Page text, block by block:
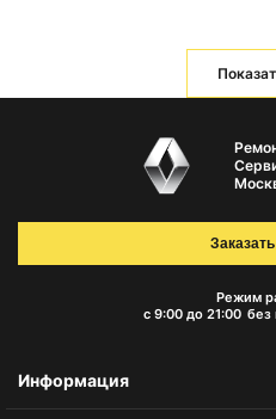
Режим
с 9:00 до 21:00 без
Информация